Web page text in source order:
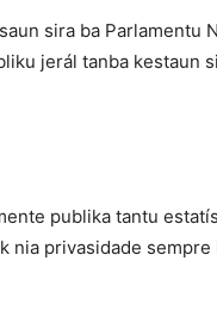
sira ba Parlamentu
jerál tanba kestaun
publika tantu
nia privasidade